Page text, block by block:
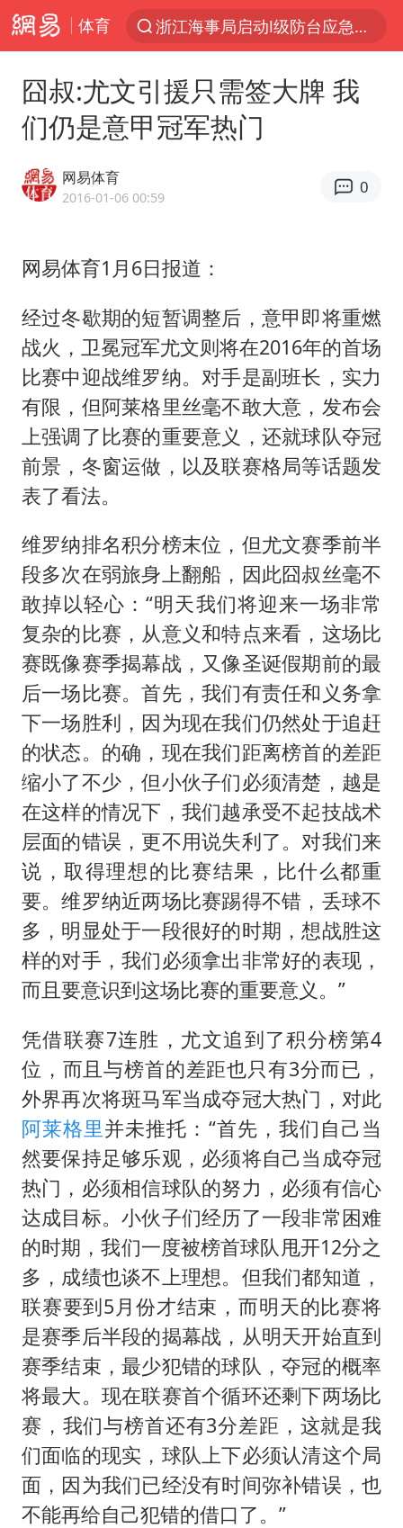
体育
浙江海事局启动Ⅰ级防台应急响应
用AI造出新病毒意味着什么
实时追踪台风白海豚
中方回应美国对多晶硅加征关税
女子被狗舔脚确诊三级暴露 医生回应
光伏八巨头签署“不低于成本价”倡议
泰国校园枪击事件已致8死30余伤
浙江台州：市民非必要不外出
“中国蔬菜之乡”最高温达41.8℃
2名小孩玩手机低头幅度近乎折叠
美参院通过一项对俄能源领域制裁法案
夯实基础开新局
囧叔:尤文引援只需签大牌 我
们仍是意甲冠军热门
网易体育
2016-01-06 00:59
0
网易体育1月6日报道：
经过冬歇期的短暂调整后，意甲即将重燃
战火，卫冕冠军尤文则将在2016年的首场
比赛中迎战维罗纳。对手是副班长，实力
有限，但阿莱格里丝毫不敢大意，发布会
上强调了比赛的重要意义，还就球队夺冠
前景，冬窗运做，以及联赛格局等话题发
表了看法。
维罗纳排名积分榜末位，但尤文赛季前半
段多次在弱旅身上翻船，因此囧叔丝毫不
敢掉以轻心：“明天我们将迎来一场非常
复杂的比赛，从意义和特点来看，这场比
赛既像赛季揭幕战，又像圣诞假期前的最
后一场比赛。首先，我们有责任和义务拿
下一场胜利，因为现在我们仍然处于追赶
的状态。的确，现在我们距离榜首的差距
缩小了不少，但小伙子们必须清楚，越是
在这样的情况下，我们越承受不起技战术
层面的错误，更不用说失利了。对我们来
说，取得理想的比赛结果，比什么都重
要。维罗纳近两场比赛踢得不错，丢球不
多，明显处于一段很好的时期，想战胜这
样的对手，我们必须拿出非常好的表现，
而且要意识到这场比赛的重要意义。”
凭借联赛7连胜，尤文追到了积分榜第4
位，而且与榜首的差距也只有3分而已，
外界再次将斑马军当成夺冠大热门，对此
阿莱格里并未推托：“首先，我们自己当
然要保持足够乐观，必须将自己当成夺冠
热门，必须相信球队的努力，必须有信心
达成目标。小伙子们经历了一段非常困难
的时期，我们一度被榜首球队甩开12分之
多，成绩也谈不上理想。但我们都知道，
联赛要到5月份才结束，而明天的比赛将
是赛季后半段的揭幕战，从明天开始直到
赛季结束，最少犯错的球队，夺冠的概率
将最大。现在联赛首个循环还剩下两场比
赛，我们与榜首还有3分差距，这就是我
们面临的现实，球队上下必须认清这个局
面，因为我们已经没有时间弥补错误，也
不能再给自己犯错的借口了。”